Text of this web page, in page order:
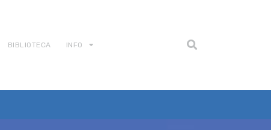
BIBLIOTECA INFO